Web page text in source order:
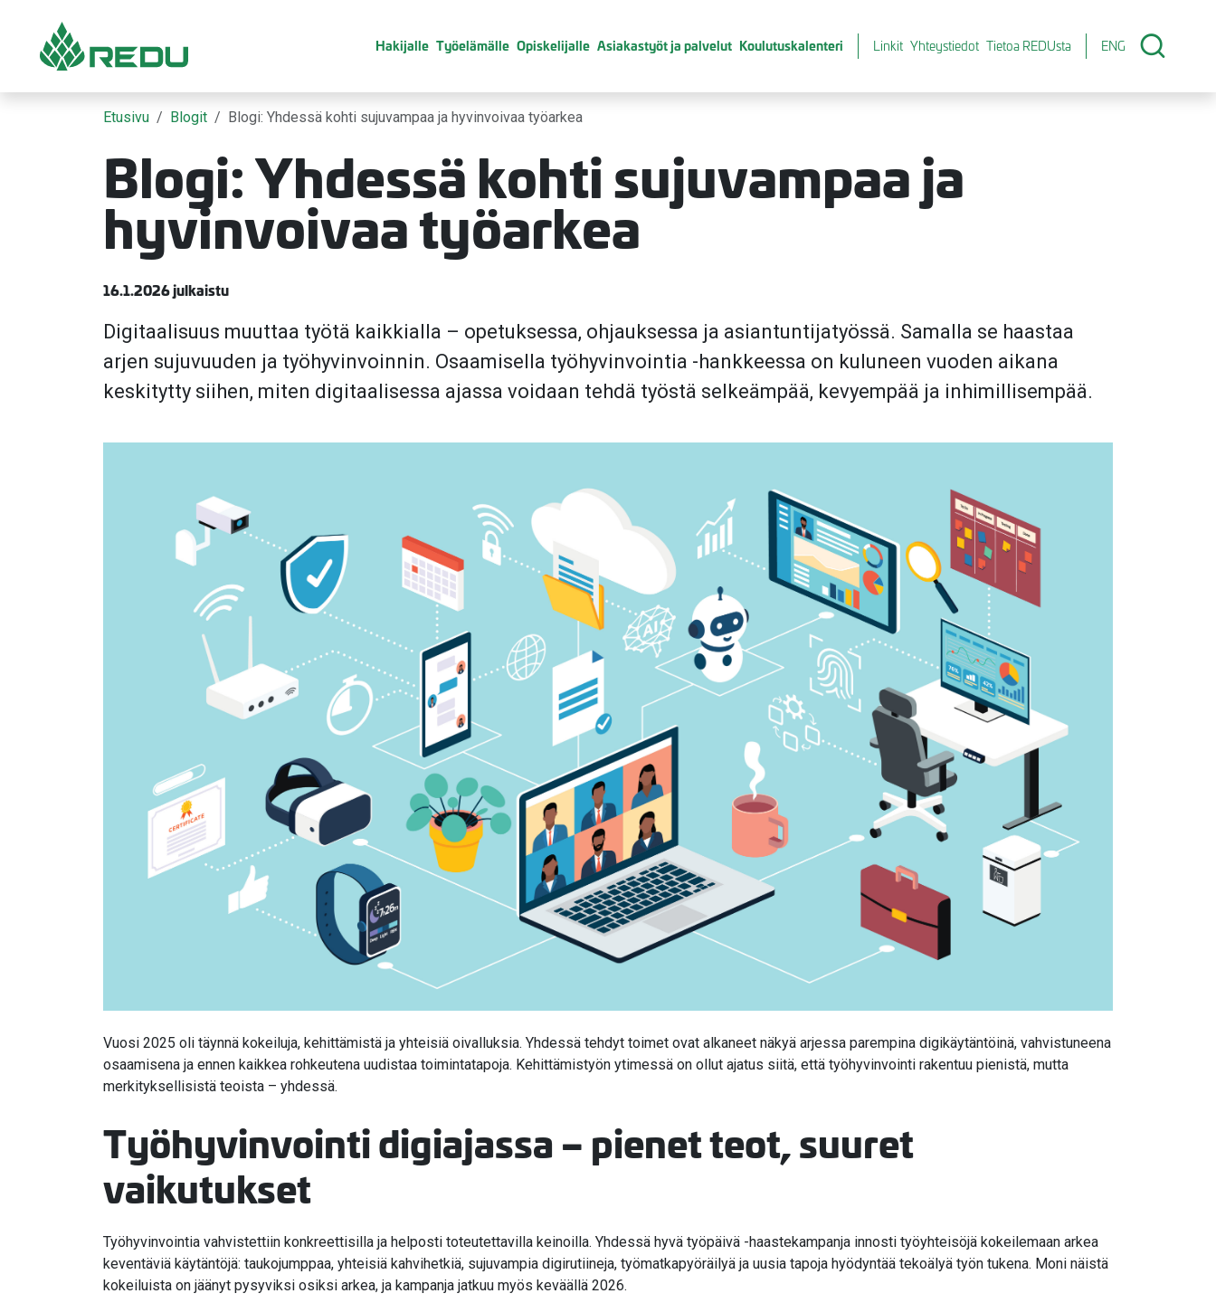
Hakijalle Työelämälle Opiskelijalle Asiakastyöt ja palvelut Koulutuskalenteri Linkit Yhteystiedot Tietoa REDUsta ENG
Etusivu Blogit Blogi: Yhdessä kohti sujuvampaa ja hyvinvoivaa työarkea
Blogi: Yhdessä kohti sujuvampaa ja
hyvinvoivaa työarkea
16.1.2026 julkaistu
Digitaalisuus muuttaa työtä kaikkialla – opetuksessa, ohjauksessa ja asiantuntijatyössä. Samalla se haastaa
arjen sujuvuuden ja työhyvinvoinnin. Osaamisella työhyvinvointia -hankkeessa on kuluneen vuoden aikana
keskitytty siihen, miten digitaalisessa ajassa voidaan tehdä työstä selkeämpää, kevyempää ja inhimillisempää.
Vuosi 2025 oli täynnä kokeiluja, kehittämistä ja yhteisiä oivalluksia. Yhdessä tehdyt toimet ovat alkaneet näkyä arjessa parempina digikäytäntöinä, vahvistuneena
osaamisena ja ennen kaikkea rohkeutena uudistaa toimintatapoja. Kehittämistyön ytimessä on ollut ajatus siitä, että työhyvinvointi rakentuu pienistä, mutta
merkityksellisistä teoista – yhdessä.
Työhyvinvointi digiajassa – pienet teot, suuret
vaikutukset
Työhyvinvointia vahvistettiin konkreettisilla ja helposti toteutettavilla keinoilla. Yhdessä hyvä työpäivä -haastekampanja innosti työyhteisöjä kokeilemaan arkea
keventäviä käytäntöjä: taukojumppaa, yhteisiä kahvihetkiä, sujuvampia digirutiineja, työmatkapyöräilyä ja uusia tapoja hyödyntää tekoälyä työn tukena. Moni näistä
kokeiluista on jäänyt pysyviksi osiksi arkea, ja kampanja jatkuu myös keväällä 2026.